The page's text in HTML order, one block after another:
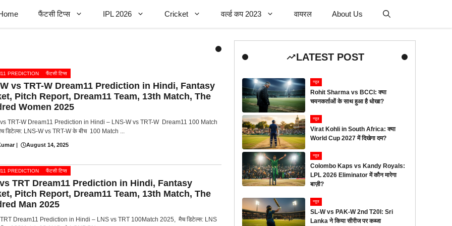
फैंटसी टिप्स IPL 2026 Cricket वर्ल्ड कप 2023 वायरल About Us
PREDICTION फैंटसी टिप्स
vs TRT-W Dream11 Prediction in Hindi, Fantasy
Pitch Report, Dream11 Team, 13th Match, The
Women 2025
TRT-W Dream11 Prediction in Hindi – LNS-W vs TRT-W Dream11 100 Match
डिटेल्स: LNS-W vs TRT-W के बीच 100 Match ...
| August 14, 2025
PREDICTION फैंटसी टिप्स
TRT Dream11 Prediction in Hindi, Fantasy
Pitch Report, Dream11 Team, 13th Match, The
Man 2025
Dream11 Prediction in Hindi – LNS vs TRT 100Match 2025, मैच डिटेल्स: LNS
LATEST POST
न्यूज
Rohit Sharma vs BCCI: क्या
चयनकर्ताओं के साथ हुआ है धोखा?
न्यूज
Virat Kohli in South Africa: क्या
World Cup 2027 में दिखेगा दम?
न्यूज
Colombo Kaps vs Kandy Royals:
LPL 2026 Eliminator में कौन मारेगा
बाज़ी?
न्यूज
SL-W vs PAK-W 2nd T20I: Sri
Lanka ने किया सीरीज पर कब्जा